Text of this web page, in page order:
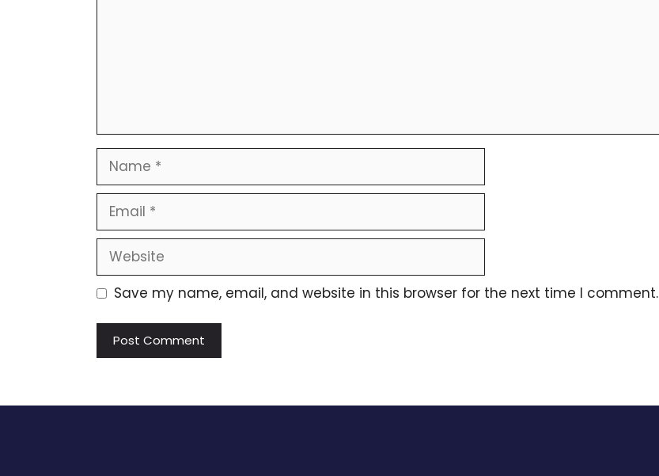
Name
Email
Website
Save my name, email, and website in this browser for the next time I comment.